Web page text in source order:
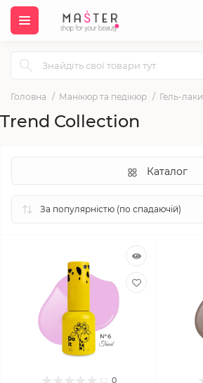
Головна Манікюр та педікюр Гель-лаки
Trend Collection
Каталог
0